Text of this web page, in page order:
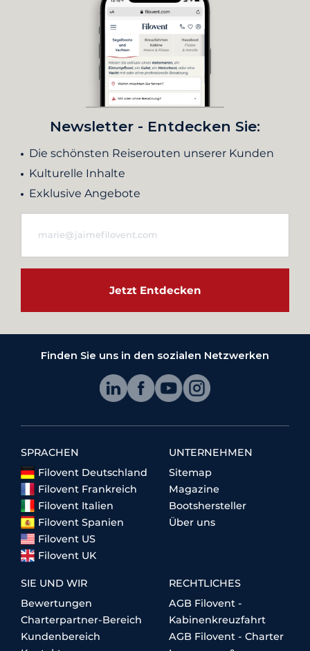
Newsletter - Entdecken Sie:
Die schönsten Reiserouten unserer Kunden
Kulturelle Inhalte
Exklusive Angebote
Jetzt Entdecken
Finden Sie uns in den sozialen Netzwerken
SPRACHEN
Filovent Deutschland
Filovent Frankreich
Filovent Italien
Filovent Spanien
Filovent US
Filovent UK
UNTERNEHMEN
Sitemap
Magazine
Bootshersteller
Über uns
SIE UND WIR
Bewertungen
Charterpartner-Bereich
Kundenbereich
RECHTLICHES
AGB Filovent -
Kabinenkreuzfahrt
AGB Filovent - Charter